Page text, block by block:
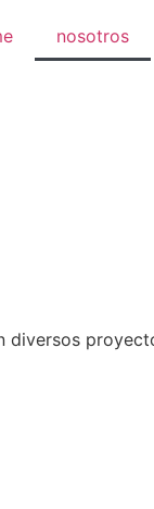
nosotros
diversos